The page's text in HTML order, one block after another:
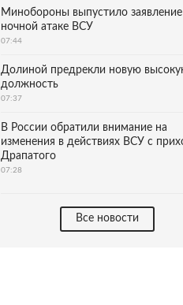
Минобороны выпустило
ночной атаке ВСУ
07:44
Долиной предрекли новую
должность
07:37
В России обратили внимание на
изменения в действиях ВСУ с
Драпатого
07:28
Все новости